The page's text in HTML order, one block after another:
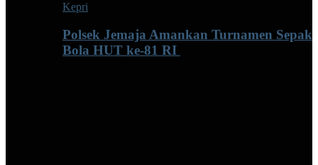
Kepri
Polsek Jemaja Amankan Turnamen Sepak
Bola HUT ke-81 RI ‎